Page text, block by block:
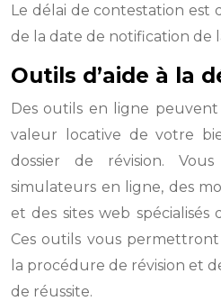
Le délai de contestation est
de la date de notification de
Outils d’aide à la
Des outils en ligne
valeur locative de votre
dossier de révision.
simulateurs en ligne, des
et des sites web spécialisés
Ces outils vous
la procédure de révision et
de réussite.